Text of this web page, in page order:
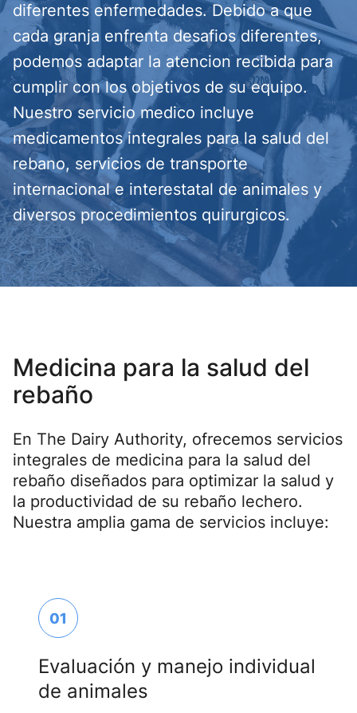
diferentes enfermedades. Debido a que
cada granja enfrenta desafios diferentes,
podemos adaptar la atencion recibida para
cumplir con los objetivos de su equipo.
Nuestro servicio medico incluye
medicamentos integrales para la salud del
rebano, servicios de transporte
internacional e interestatal de animales y
diversos procedimientos quirurgicos.
Medicina para la salud del
rebaño
En The Dairy Authority, ofrecemos servicios
integrales de medicina para la salud del
rebaño diseñados para optimizar la salud y
la productividad de su rebaño lechero.
Nuestra amplia gama de servicios incluye:
01
Evaluación y manejo individual
de animales